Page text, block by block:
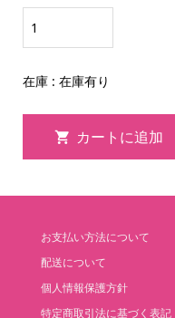
在庫 : 在庫有り
お支払い方法について
配送について
個人情報保護方針
特定商取引法に基づく表記